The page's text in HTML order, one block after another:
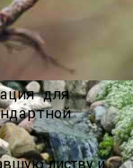
для
листву и